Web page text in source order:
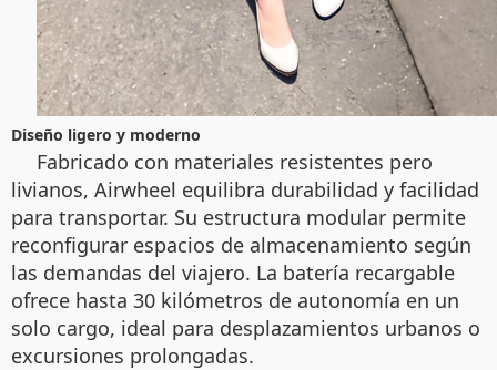
Diseño ligero y moderno
Fabricado con materiales resistentes pero
livianos, Airwheel equilibra durabilidad y facilidad
para transportar. Su estructura modular permite
reconfigurar espacios de almacenamiento según
las demandas del viajero. La batería recargable
ofrece hasta 30 kilómetros de autonomía en un
solo cargo, ideal para desplazamientos urbanos o
excursiones prolongadas.